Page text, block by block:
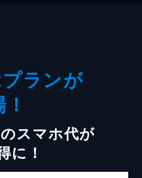
ランが
スマホ代が
に！